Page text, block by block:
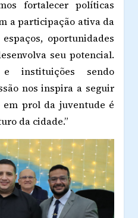
fortalecer políticas
a participação ativa da
oportunidades
seu potencial.
instituições sendo
nos inspira a seguir
em prol da juventude é
da cidade.”